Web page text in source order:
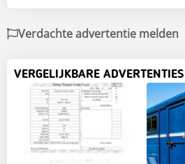
Verdachte advertentie melden
VERGELIJKBARE